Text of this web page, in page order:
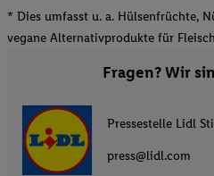
* Dies umfasst u. a. Hülsenfrüchte,
vegane Alternativprodukte für
Fragen? Wir
Pressestelle Lidl
press@lidl.com